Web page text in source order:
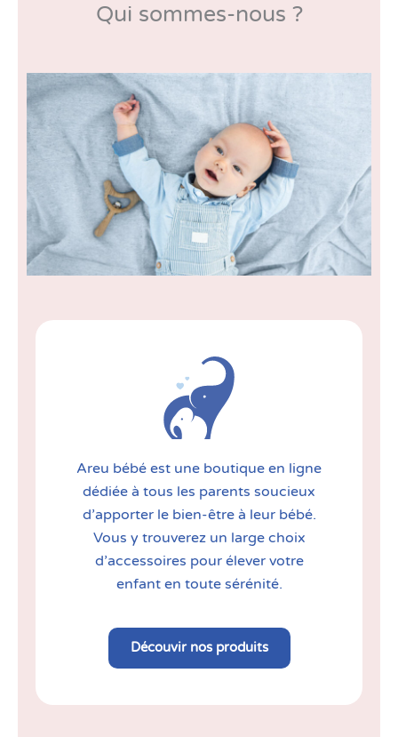
Qui sommes-nous ?
Areu bébé est une boutique en ligne
dédiée à tous les parents soucieux
d’apporter le bien-être à leur bébé.
Vous y trouverez un large choix
d’accessoires pour élever votre
enfant en toute sérénité.
Découvir nos produits